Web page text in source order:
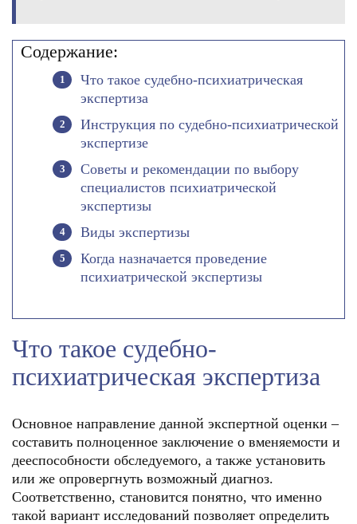
Содержание:
Что такое судебно-психиатрическая
экспертиза
Инструкция по судебно-психиатрической
экспертизе
Советы и рекомендации по выбору
специалистов психиатрической
экспертизы
Виды экспертизы
Когда назначается проведение
психиатрической экспертизы
Что такое судебно-
психиатрическая экспертиза
Основное направление данной экспертной оценки –
составить полноценное заключение о вменяемости и
дееспособности обследуемого, а также установить
или же опровергнуть возможный диагноз.
Соответственно, становится понятно, что именно
такой вариант исследований позволяет определить